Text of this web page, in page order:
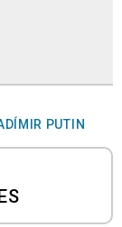
PUTIN